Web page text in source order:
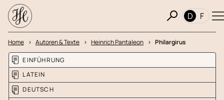
D F
Home Autoren & Texte Heinrich Pantaleon Philargirus
EINFÜHRUNG
LATEIN
DEUTSCH